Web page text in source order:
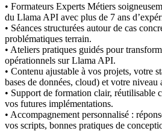
• Formateurs Experts Métiers
du Llama API avec plus de 7 ans
• Séances structurées autour de cas
problématiques terrain.
• Ateliers pratiques guidés pour
opérationnels sur Llama API.
• Contenu ajustable à vos projets, votre
bases de données, cloud) et votre niveau
• Support de formation clair, réutilisable
vos futures implémentations.
• Accompagnement personnalisé :
vos scripts, bonnes pratiques de